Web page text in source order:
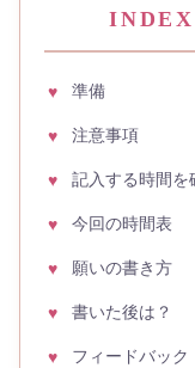
INDEX
準備
注意事項
記入する時間を
今回の時間表
願いの書き方
書いた後は？
フィードバック